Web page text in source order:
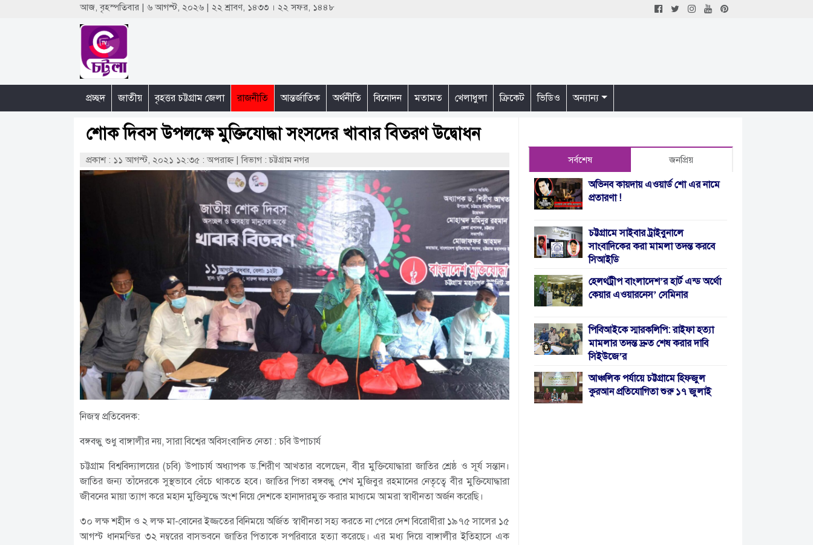
আজ, বৃহস্পতিবার | ৬ আগস্ট, ২০২৬ | ২২ শ্রাবণ, ১৪৩৩ । ২২ সফর, ১৪৪৮
প্রচ্ছদ জাতীয় বৃহত্তর চট্টগ্রাম জেলা রাজনীতি আন্তর্জাতিক অর্থনীতি বিনোদন মতামত খেলাধুলা ক্রিকেট ভিডিও অন্যান্য
শোক দিবস উপলক্ষে মুক্তিযোদ্ধা সংসদের খাবার বিতরণ উদ্বোধন
প্রকাশ : ১১ আগস্ট, ২০২১ ১২:৩৫ : অপরাহ্ণ |বিভাগ : চট্টগ্রাম নগর
নিজস্ব প্রতিবেদক:
বঙ্গবন্ধু শুধু বাঙ্গালীর নয়, সারা বিশ্বের অবিসংবাদিত নেতা : চবি উপাচার্য
চট্টগ্রাম বিশ্ববিদ্যালয়ের (চবি) উপাচার্য অধ্যাপক ড.শিরীণ আখতার বলেছেন, বীর মুক্তিযোদ্ধারা জাতির শ্রেষ্ঠ ও সূর্য সন্তান।
জাতির জন্য তাঁদেরকে সুস্থভাবে বেঁচে থাকতে হবে। জাতির পিতা বঙ্গবন্ধু শেখ মুজিবুর রহমানের নেতৃত্বে বীর মুক্তিযোদ্ধারা
জীবনের মায়া ত্যাগ করে মহান মুক্তিযুদ্ধে অংশ নিয়ে দেশকে হানাদারমুক্ত করার মাধ্যমে আমরা স্বাধীনতা অর্জন করেছি।
৩০ লক্ষ শহীদ ও ২ লক্ষ মা-বোনের ইজ্জতের বিনিময়ে অর্জিত স্বাধীনতা সহ্য করতে না পেরে দেশ বিরোধীরা ১৯৭৫ সালের ১৫
আগস্ট ধানমন্ডির ৩২ নম্বরের বাসভবনে জাতির পিতাকে সপরিবারে হত্যা করেছে। এর মধ্য দিয়ে বাঙ্গালীর ইতিহাসে এক
সর্বশেষ জনপ্রিয়
অভিনব কায়দায় এওয়ার্ড শো এর নামে
প্রতারণা !
চট্টগ্রামে সাইবার ট্রাইবুনালে
সাংবাদিকের করা মামলা তদন্ত করবে
সিআইডি
হেলথট্রীপ বাংলাদেশ’র হার্ট এন্ড অর্থো
কেয়ার এওয়ারনেস’ সেমিনার
পিবিআইকে স্মারকলিপি: রাইফা হত্যা
মামলার তদন্ত দ্রুত শেষ করার দাবি
সিইউজে’র
আঞ্চলিক পর্যায়ে চট্টগ্রামে হিফজুল
কুরআন প্রতিযোগিতা শুরু ১৭ জুলাই